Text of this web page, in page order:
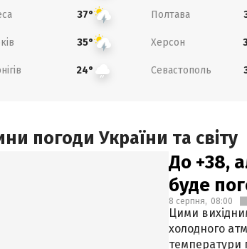
37° Полтава
35° Херсон
24° Севастополь
погоди України та світу
До +38,
буде
8 серпня, 08:00
Цими
холодного
температури